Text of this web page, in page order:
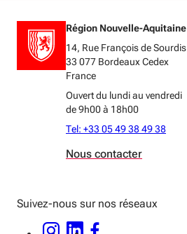
Région Nouvelle-Aquitaine
14, Rue François de Sourdis
33 077 Bordeaux Cedex
France
Ouvert du lundi au vendredi
de 9h00 à 18h00
Tel: +33 05 49 38 49 38
Nous contacter
Suivez-nous sur nos réseaux